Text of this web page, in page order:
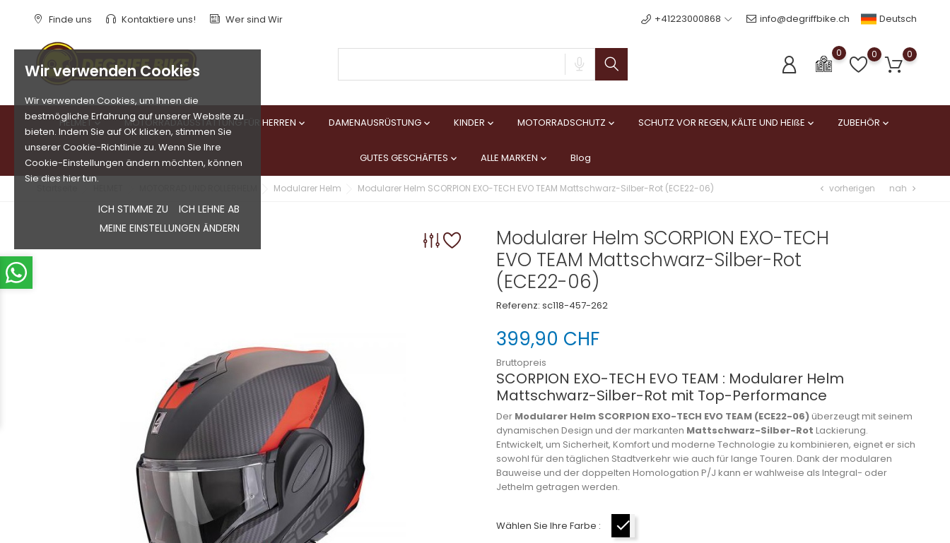
Wir verwenden Cookies
Wir verwenden Cookies, um Ihnen die
bestmögliche Erfahrung auf unserer Website zu
bieten. Indem Sie auf OK klicken, stimmen Sie
unserer Cookie-Richtlinie zu. Wenn Sie Ihre
Cookie-Einstellungen ändern möchten, können
Sie dies hier tun.
ICH STIMME ZU
ICH LEHNE AB
MEINE EINSTELLUNGEN ÄNDERN
Finde uns Kontaktiere uns! Wer sind Wir +41223000868 info@degriffbike.ch Deutsch
0 0 0
HELMET MOTORRADAUSSTATTUNG FÜR HERREN  DAMENAUSRÜSTUNG KINDER  MOTORRADSCHUTZ  SCHUTZ VOR REGEN, KÄLTE UND HEIßE  ZUBEHÖR 
GUTES GESCHÄFTES  ALLE MARKEN  Blog
Modularer Helm Modularer Helm SCORPION EXO-TECH EVO TEAM Mattschwarz-Silber-Rot (ECE22-06) chevron_left vorherigen nah chevron_right
Modularer Helm SCORPION EXO-TECH
EVO TEAM Mattschwarz-Silber-Rot
(ECE22-06)
Referenz: sc118-457-262
399,90 CHF
Bruttopreis
SCORPION EXO-TECH EVO TEAM : Modularer Helm
Mattschwarz-Silber-Rot mit Top-Performance
Der Modularer Helm SCORPION EXO-TECH EVO TEAM (ECE22-06)überzeugt mit seinem
dynamischen Design und der markanten Mattschwarz-Silber-Rot Lackierung.
Entwickelt, um Sicherheit, Komfort und moderne Technologie zu kombinieren, eignet er sich
sowohl für den täglichen Stadtverkehr wie auch für lange Touren. Dank der modularen
Bauweise und der doppelten Homologation P/J kann er wahlweise als Integral- oder
Jethelm getragen werden.
Wählen Sie Ihre Farbe :